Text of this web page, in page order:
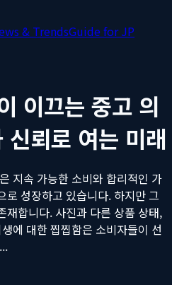
& TrendsGuide for JP
이끄는 중고 의
뢰로 여는 미래
지속 가능한 소비와 합리적인 가
로 성장하고 있습니다. 하지만 그
재합니다. 사진과 다른 상품 상태,
에 대한 찝찝함은 소비자들이 선